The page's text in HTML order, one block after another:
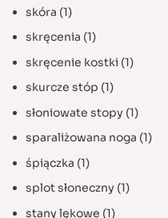
skóra (1)
skręcenia (1)
skręcenie kostki (1)
skurcze stóp (1)
słoniowate stopy (1)
sparaliżowana noga (1)
śpiączka (1)
splot słoneczny (1)
stany lękowe (1)